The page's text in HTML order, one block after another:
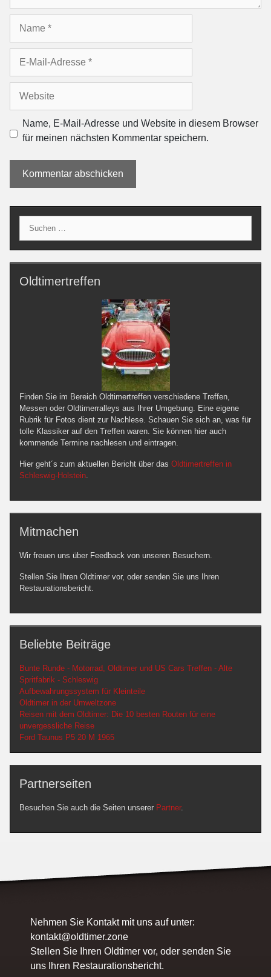
Adresse
Name, E-Mail-Adresse und Website in diesem Browser
für meinen nächsten Kommentar speichern.
nach:
Oldtimertreffen
Finden Sie im Bereich Oldtimertreffen verschiedene Treffen,
Messen oder Oldtimerralleys aus Ihrer Umgebung. Eine eigene
Rubrik für Fotos dient zur Nachlese. Schauen Sie sich an, was für
tolle Klassiker auf den Treffen waren. Sie können hier auch
kommende Termine nachlesen und eintragen.
Hier geht´s zum aktuellen Bericht über das Oldtimertreffen in
Schleswig-Holstein.
Mitmachen
Wir freuen uns über Feedback von unseren Besuchern.
Stellen Sie Ihren Oldtimer vor, oder senden Sie uns Ihren
Restaurationsbericht.
Beliebte Beiträge
Bunte Runde - Motorrad, Oldtimer und US Cars Treffen - Alte
Spritfabrik - Schleswig
Aufbewahrungssystem für Kleinteile
Oldtimer in der Umweltzone
Reisen mit dem Oldtimer: Die 10 besten Routen für eine
unvergessliche Reise
Ford Taunus P5 20 M 1965
Partnerseiten
Besuchen Sie auch die Seiten unserer Partner.
Nehmen Sie Kontakt mit uns auf unter:
kontakt@oldtimer.zone
Stellen Sie Ihren Oldtimer vor, oder senden Sie
uns Ihren Restaurationsbericht.